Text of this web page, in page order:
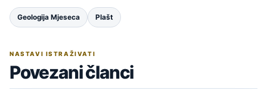
Geologija Mjeseca Plašt
NASTAVI ISTRAŽIVATI
Povezani članci